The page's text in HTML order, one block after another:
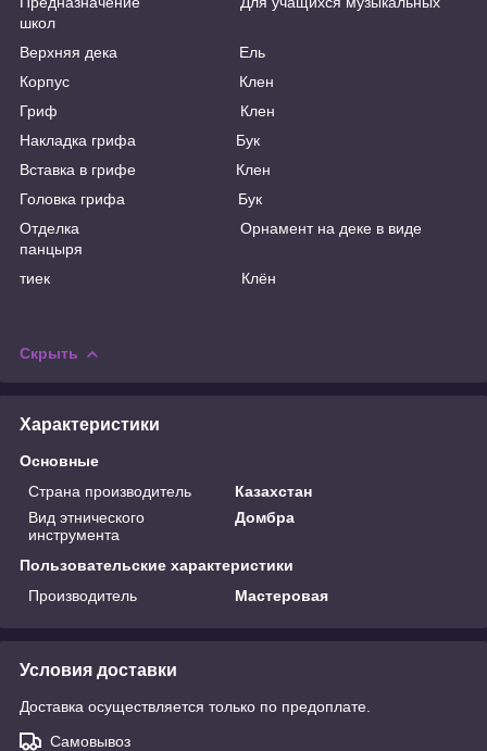
школ
Верхняя дека Ель
Корпус Клен
Гриф Клен
Накладка грифа Бук
Вставка в грифе Клен
Головка грифа Бук
Отделка Орнамент на деке в виде
панцыря
тиек Клён
Скрыть
Характеристики
Основные
Страна производитель
Казахстан
Вид этнического
инструмента
Домбра
Пользовательские характеристики
Производитель
Мастеровая
Условия доставки
Доставка осуществляется только по предоплате.
Самовывоз